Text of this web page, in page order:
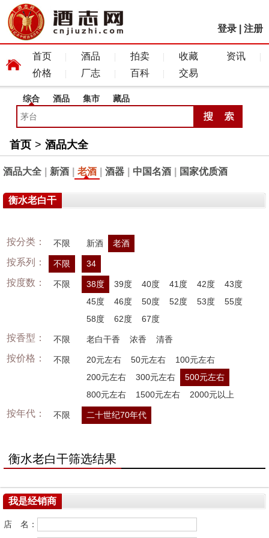
登录 注册
首页 酒品 拍卖 收藏
资讯
价格
厂志 百科 交易
综合 酒品 集市 藏品
首页 > 酒品大全
酒品大全 新酒 老酒 酒器 中国名酒 国家优质酒
衡水老白干
按分类： 不限 新酒 老酒
按系列： 不限 34
按度数： 不限 38度 39度 40度 41度 42度
43度
45度
46度 50度 52度 53度
55度
58度
62度 67度
按香型： 不限 老白干香 浓香 清香
按价格： 不限 20元左右 50元左右
100元左右
200元左右
300元左右
500元左右
800元左右
1500元左右 2000元以上
按年代： 不限 二十世纪70年代
衡水老白干筛选结果
我是经销商
店 名：